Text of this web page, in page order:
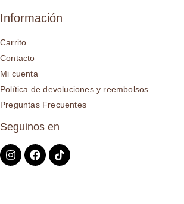
Información
Carrito
Contacto
Mi cuenta
Política de devoluciones y reembolsos
Preguntas Frecuentes
Seguinos en